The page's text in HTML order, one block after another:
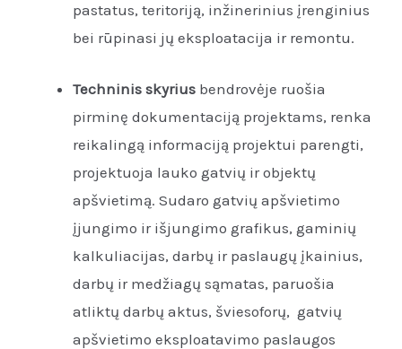
pastatus, teritoriją, inžinerinius įrenginius
bei rūpinasi jų eksploatacija ir remontu.
Techninis skyrius bendrovėje ruošia
pirminę dokumentaciją projektams, renka
reikalingą informaciją projektui parengti,
projektuoja lauko gatvių ir objektų
apšvietimą. Sudaro gatvių apšvietimo
įjungimo ir išjungimo grafikus, gaminių
kalkuliacijas, darbų ir paslaugų įkainius,
darbų ir medžiagų sąmatas, paruošia
atliktų darbų aktus, šviesoforų, gatvių
apšvietimo eksploatavimo paslaugos